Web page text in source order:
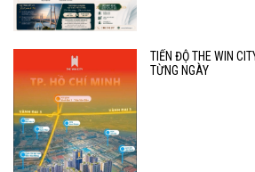
TIẾN ĐỘ THE WIN
TỪNG NGÀY